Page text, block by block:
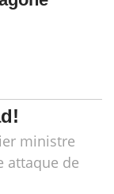
ministre
attaque de